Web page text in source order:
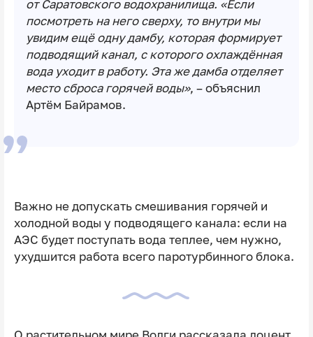
от Саратовского водохранилища. «Если
посмотреть на него сверху, то внутри мы
увидим ещё одну дамбу, которая формирует
подводящий канал, с которого охлаждённая
вода уходит в работу. Эта же дамба отделяет
место сброса горячей воды», – объяснил
Артём Байрамов.
Важно не допускать смешивания горячей и
холодной воды у подводящего канала: если на
АЭС будет поступать вода теплее, чем нужно,
ухудшится работа всего паротурбинного блока.